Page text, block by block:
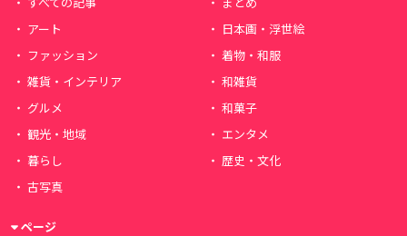
アート
日本画・浮世絵
ファッション
着物・和服
雑貨・インテリア
和雑貨
グルメ
和菓子
観光・地域
エンタメ
暮らし
歴史・文化
古写真
ページ